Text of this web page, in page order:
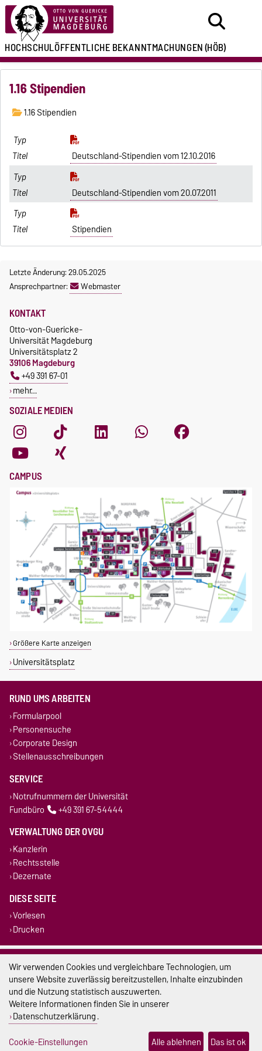
HOCHSCHULÖFFENTLICHEBEKANNTMACHUNGEN(HÖB)
1.16 Stipendien
1.16 Stipendien
Deutschland-Stipendien vom 12.10.2016
Deutschland-Stipendien vom 20.07.2011
Stipendien
Letzte Änderung: 29.05.2025
Ansprechpartner:
Webmaster
SOZIALE MEDIEN
KONTAKT
Otto-von-Guericke-
Universität Magdeburg
Universitätsplatz 2
39106 Magdeburg
+49 391 67-01
mehr…
CAMPUS
Größere Karte anzeigen
Universitätsplatz
RUND UMS ARBEITEN
Formularpool
Personensuche
Corporate Design
Stellenausschreibungen
SERVICE
Notrufnummern der Universität
Fundbüro
+49 391 67-54444
VERWALTUNG DER OVGU
Kanzlerin
Rechtsstelle
Dezernate
DIESE SEITE
Vorlesen
Drucken
Impressum
Datenschutz
Barrierefreiheit
Cookie-Einstellungen
Wir verwenden Cookies und vergleichbare Technologien, um
unsere Website zuverlässig bereitzustellen, Inhalte einzubinden
und die Nutzung statistisch auszuwerten.
Weitere Informationen finden Sie in unserer
Datenschutzerklärung.
Cookie-Einstellungen
Alle ablehnen Das ist ok